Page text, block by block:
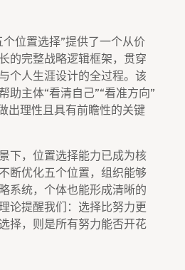
位置选择”提供了一个从价
的完整战略逻辑框架，贯穿
个人生涯设计的全过程。该
助主体“看清自己”“看准方向”
出理性且具有前瞻性的关键
下，位置选择能力已成为核
断优化五个位置，组织能够
系统，个体也能形成清晰的
论提醒我们：选择比努力更
择，则是所有努力能否开花